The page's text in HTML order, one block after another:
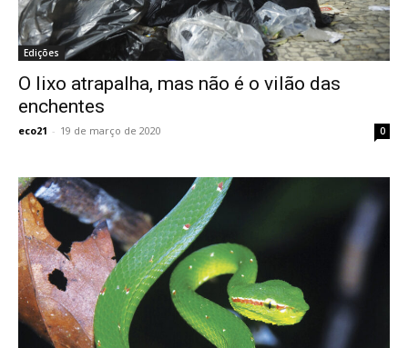
Edições
O lixo atrapalha, mas não é o vilão das
enchentes
eco21 - 19 de março de 2020 0